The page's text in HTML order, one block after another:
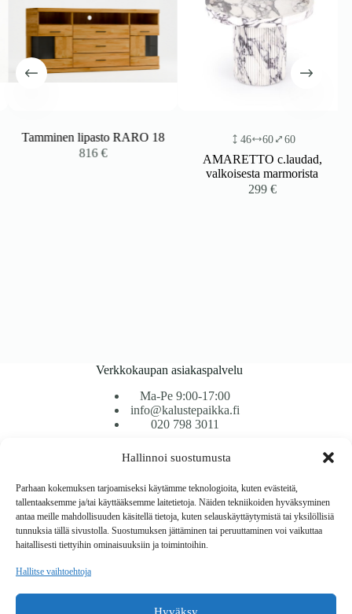
Hallinnoi suostumusta
Parhaan kokemuksen tarjoamiseksi käytämme teknologioita, kuten evästeitä,
tallentaaksemme ja/tai käyttääksemme laitetietoja. Näiden tekniikoiden hyväksyminen
antaa meille mahdollisuuden käsitellä tietoja, kuten selauskäyttäytymistä tai yksilöllisiä
tunnuksia tällä sivustolla. Suostumuksen jättäminen tai peruuttaminen voi vaikuttaa
haitallisesti tiettyihin ominaisuuksiin ja toimintoihin.
Hallitse vaihtoehtoja
Hyväksy
Tamminen lipasto RARO 18
816€
46 60 60
AMARETTO c.laudad,
valkoisesta marmorista
299€
Verkkokaupan asiakaspalvelu
Ma-Pe 9:00-17:00
info@kalustepaikka.fi
020 798 3011
Tavarantoimitus / Maksutavat
Toimitustavat
Maksutavat
Vaihto ja palautus
Reklamaatiot